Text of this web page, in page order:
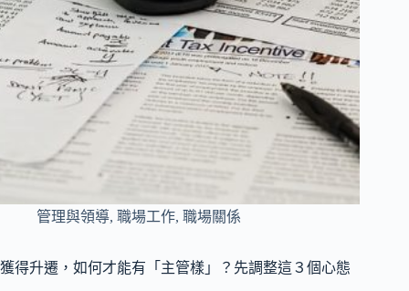
管理與領導, 職場工作, 職場關係
獲得升遷，如何才能有「主管樣」？先調整這３個心態